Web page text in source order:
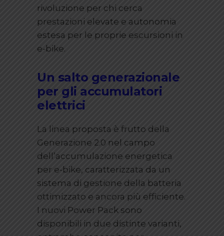
rivoluzione per chi cerca
prestazioni elevate e autonomia
estesa per le proprie escursioni in
e-bike.
Un salto generazionale
per gli accumulatori
elettrici
La linea proposta è frutto della
Generazione 2.0 nel campo
dell’accumulazione energetica
per e-bike, caratterizzata da un
sistema di gestione della batteria
ottimizzato e ancora più efficiente.
I nuovi Power Pack sono
disponibili in due distinte varianti,